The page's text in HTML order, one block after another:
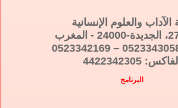
الآداب والعلوم الإنسانية
الفاكس: 4422342305
البرنامج